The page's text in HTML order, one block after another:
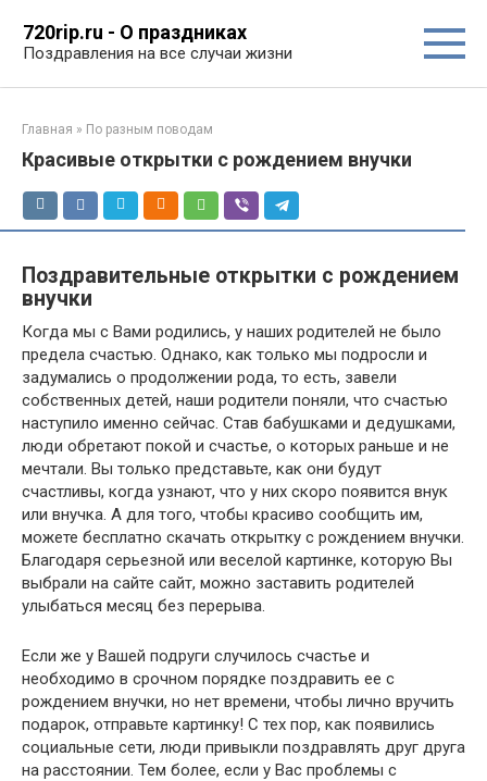
контенту
720rip.ru - О праздниках
Поздравления на все случаи жизни
Главная » По разным поводам
Красивые открытки с рождением внучки
Поздравительные открытки с рождением
внучки
Когда мы с Вами родились, у наших родителей не было
предела счастью. Однако, как только мы подросли и
задумались о продолжении рода, то есть, завели
собственных детей, наши родители поняли, что счастью
наступило именно сейчас. Став бабушками и дедушками,
люди обретают покой и счастье, о которых раньше и не
мечтали. Вы только представьте, как они будут
счастливы, когда узнают, что у них скоро появится внук
или внучка. А для того, чтобы красиво сообщить им,
можете бесплатно скачать открытку с рождением внучки.
Благодаря серьезной или веселой картинке, которую Вы
выбрали на сайте сайт, можно заставить родителей
улыбаться месяц без перерыва.
Если же у Вашей подруги случилось счастье и
необходимо в срочном порядке поздравить ее с
рождением внучки, но нет времени, чтобы лично вручить
подарок, отправьте картинку! С тех пор, как появились
социальные сети, люди привыкли поздравлять друг друга
на расстоянии. Тем более, если у Вас проблемы с